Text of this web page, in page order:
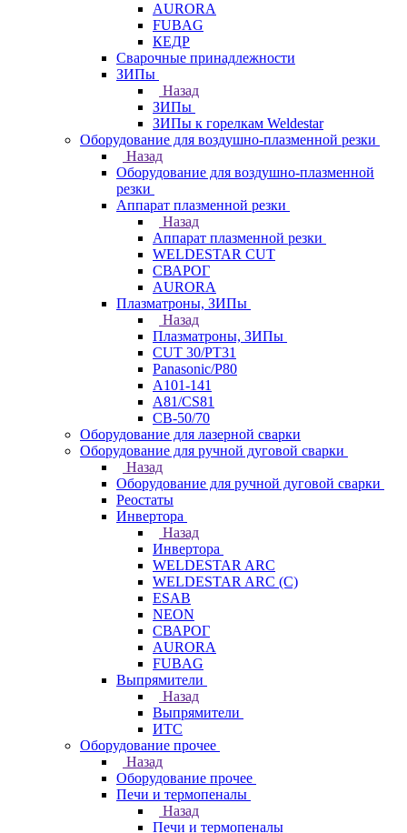
AURORA
FUBAG
КЕДР
Сварочные принадлежности
ЗИПы
Назад
ЗИПы
ЗИПы к горелкам Weldestar
Оборудование для воздушно-плазменной резки
Назад
Оборудование для воздушно-плазменной
резки
Аппарат плазменной резки
Назад
Аппарат плазменной резки
WELDESTAR CUT
СВАРОГ
AURORA
Плазматроны, ЗИПы
Назад
Плазматроны, ЗИПы
CUT 30/PT31
Panasonic/P80
А101-141
А81/CS81
СВ-50/70
Оборудование для лазерной сварки
Оборудование для ручной дуговой сварки
Назад
Оборудование для ручной дуговой сварки
Реостаты
Инвертора
Назад
Инвертора
WELDESTAR ARC
WELDESTAR ARC (С)
ESAB
NEON
СВАРОГ
AURORA
FUBAG
Выпрямители
Назад
Выпрямители
ИТС
Оборудование прочее
Назад
Оборудование прочее
Печи и термопеналы
Назад
Печи и термопеналы